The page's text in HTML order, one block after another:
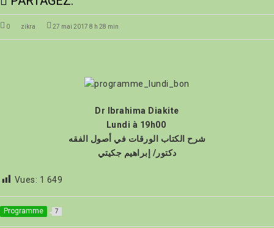
0 zikra 27 mai 2017 8 h 28 min
Dr Ibrahima Diakite
Lundi à 19h00
شرح الكتاب الورقات في أصول الفقه
دكتور/ إبراهيم جكيتي
Vues: 1 649
Programme 7